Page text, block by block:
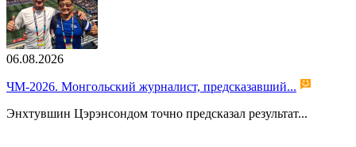
06.08.2026
ЧМ-2026. Монгольский журналист, предсказавший...
Энхтувшин Цэрэнсондом точно предсказал результат...